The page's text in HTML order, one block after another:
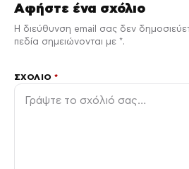
Αφήστε ένα σχόλιο
Η διεύθυνση email σας δεν
πεδία σημειώνονται με *.
ΣΧΌΛΙΟ*